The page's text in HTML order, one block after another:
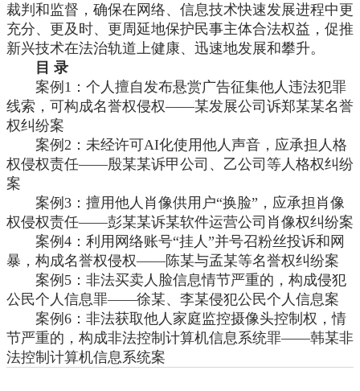
裁判和监督，确保在网络、信息技术快速发展进程中更
充分、更及时、更周延地保护民事主体合法权益，促推
新兴技术在法治轨道上健康、迅速地发展和攀升。
目 录
案例 1：个人擅自发布悬赏广告征集他人违法犯罪
线索，可构成名誉权侵权——某发展公司诉郑某某名誉
权纠纷案
案例 2：未经许可AI化使用他人声音，应承担人格
权侵权责任——殷某某诉甲公司、乙公司等人格权纠纷
案
案例 3：擅用他人肖像供用户“换脸”，应承担肖像
权侵权责任——彭某某诉某软件运营公司肖像权纠纷案
案例 4：利用网络账号“挂人”并号召粉丝投诉和网
暴，构成名誉权侵权——陈某与孟某等名誉权纠纷案
案例 5：非法买卖人脸信息情节严重的，构成侵犯
公民个人信息罪——徐某、李某侵犯公民个人信息案
案例 6：非法获取他人家庭监控摄像头控制权，情
节严重的，构成非法控制计算机信息系统罪——韩某非
法控制计算机信息系统案